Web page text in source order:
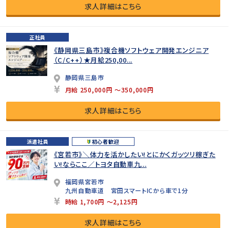
求人詳細はこちら
正社員
《静岡県三島市》複合機ソフトウェア開発エンジニア
（C/C++）★月給250,00...
静岡県三島市
月給 250,000円 ～350,000円
求人詳細はこちら
派遣社員 初心者歓迎
《宮若市》＼体力を活かしたい!とにかくガッツリ稼ぎた
い!ならここ／トヨタ自動車九...
福岡県宮若市
九州自動車道 宮田スマートICから車で1分
時給 1,700円 ～2,125円
求人詳細はこちら